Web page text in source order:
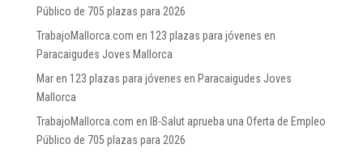
Público de 705 plazas para 2026
TrabajoMallorca.com en 123 plazas para jóvenes en
Paracaigudes Joves Mallorca
Maren 123 plazas para jóvenes en Paracaigudes Joves
Mallorca
TrabajoMallorca.com en IB-Salut aprueba una Oferta de Empleo
Público de 705 plazas para 2026